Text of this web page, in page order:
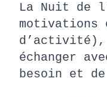
La Nuit de
motivations
d’activité),
échanger
besoin et